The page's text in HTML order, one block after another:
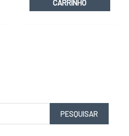
PESQUISAR
CARRINHO